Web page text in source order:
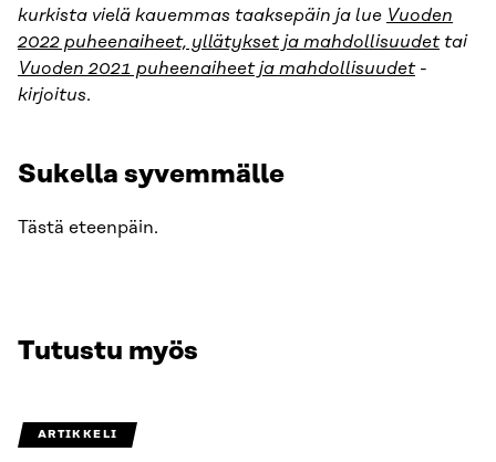
kurkista vielä kauemmas taaksepäin ja lue Vuoden
2022 puheenaiheet, yllätykset ja mahdollisuudettai
Vuoden 2021 puheenaiheet ja mahdollisuudet-
kirjoitus.
Sukella syvemmälle
Tästä eteenpäin.
Tutustu myös
ARTIKKELI